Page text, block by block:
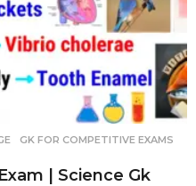
,GK FOR COMPETITIVE EXAMS
| Science Gk